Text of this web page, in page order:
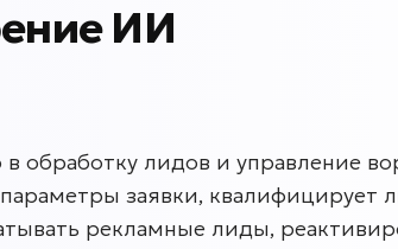
ИИ
обработку лидов и управление
заявки, квалифицирует
рекламные лиды,